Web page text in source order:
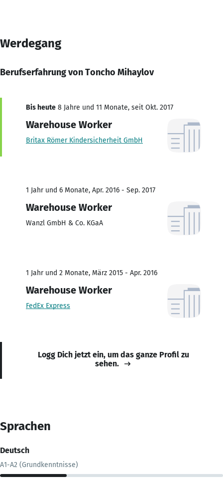
Werdegang
Berufserfahrung von Toncho Mihaylov
Bis heute 8 Jahre und 11 Monate, seit Okt. 2017
Warehouse Worker
Britax Römer Kindersicherheit GmbH
1 Jahr und 6 Monate, Apr. 2016 - Sep. 2017
Warehouse Worker
Wanzl GmbH & Co. KGaA
1 Jahr und 2 Monate, März 2015 - Apr. 2016
Warehouse Worker
FedEx Express
Logg Dich jetzt ein, um das ganze Profil zu
sehen.
Sprachen
Deutsch
A1-A2 (Grundkenntnisse)